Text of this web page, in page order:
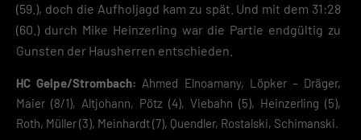
(59.), doch die Aufholjagd kam zu spät. Und mit dem 31:28
(60.) durch Mike Heinzerling war die Partie endgültig zu
Gunsten der Hausherren entschieden.
HC Gelpe/Strombach: Ahmed Elnoamany, Löpker – Dräger,
Maier (8/1), Altjohann, Pötz (4), Viebahn (5), Heinzerling (5),
Roth, Müller (3), Meinhardt (7), Quendler, Rostalski, Schimanski.